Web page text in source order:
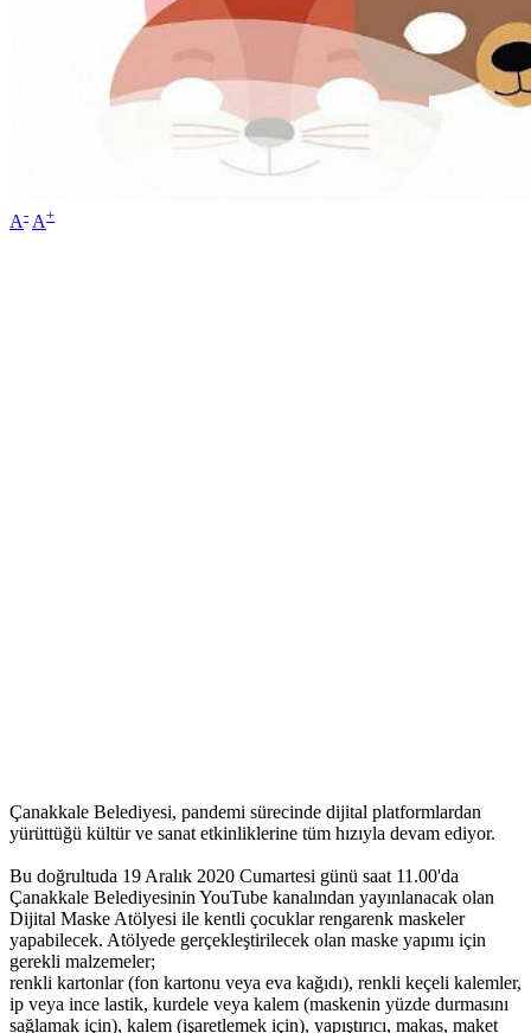
A- A+
Çanakkale Belediyesi, pandemi sürecinde dijital platformlardan
yürüttüğü kültür ve sanat etkinliklerine tüm hızıyla devam ediyor.
Bu doğrultuda 19 Aralık 2020 Cumartesi günü saat 11.00'da
Çanakkale Belediyesinin YouTube kanalından yayınlanacak olan
Dijital Maske Atölyesi ile kentli çocuklar rengarenk maskeler
yapabilecek. Atölyede gerçekleştirilecek olan maske yapımı için
gerekli malzemeler;
renkli kartonlar (fon kartonu veya eva kağıdı), renkli keçeli kalemler,
ip veya ince lastik, kurdele veya kalem (maskenin yüzde durmasını
sağlamak için), kalem (işaretlemek için), yapıştırıcı, makas, maket